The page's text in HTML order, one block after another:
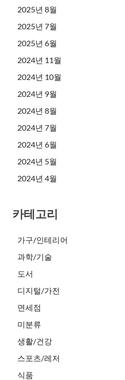
2025년 8월
2025년 7월
2025년 6월
2024년 11월
2024년 10월
2024년 9월
2024년 8월
2024년 7월
2024년 6월
2024년 5월
2024년 4월
카테고리
가구/인테리어
과학/기술
도서
디지털/가전
면세점
미분류
생활/건강
스포츠/레저
식품